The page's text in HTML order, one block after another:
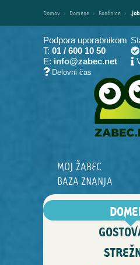
Domov › Domene › Končnice ›
Podpora uporabnikom
T: 01 / 600 10 50
E: info@zabec.net
Delovni čas
MOJ ŽABEC
BAZA ZNANJA